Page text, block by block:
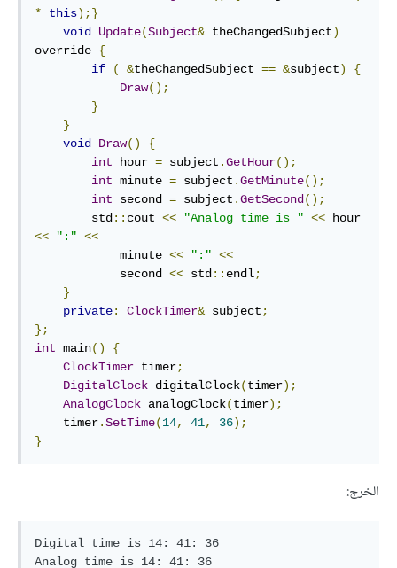
*
this);}
void Update(Subject& theChangedSubject)
override {
if
( &theChangedSubject == &subject)
{
Draw();
}
}
void Draw()
{
int hour = subject .GetHour();
int minute = subject .GetMinute();
int second = subject .GetSecond();
        std
:: cout << "Analog time is " <<
<<
":" <<
            minute
<< ":" <<
            second
<< std:: endl;
}
private: ClockTimer& subject;
};
int main()
{
ClockTimer timer;
DigitalClock digitalClock(timer);
AnalogClock analogClock(timer);
    timer
.SetTime(14, 41, 36);
}
الخرج:
Digital time is 14: 41: 36